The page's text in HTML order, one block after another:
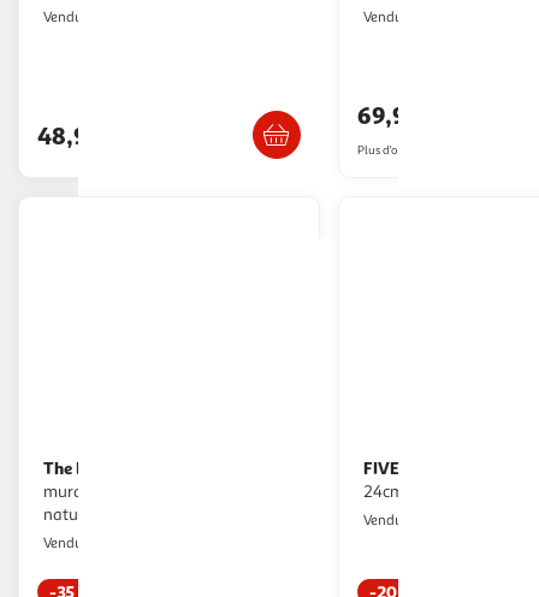
Vendu par
48,99€
Vendu par
69,99€
Plus d'offres à partir de
The Home Deco Factory
murale design hexagonale 46cm
naturel
Vendu par
-35 %
FIVE
24cm chêne gris
Vendu par
-20 %